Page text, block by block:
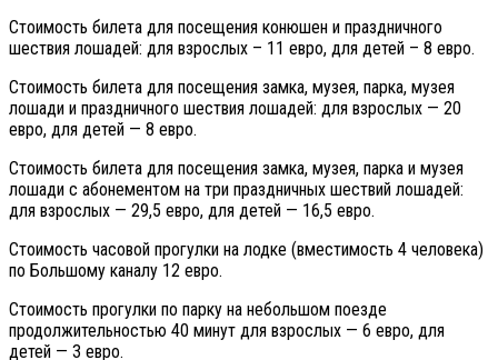
Стоимость билета для посещения конюшен и праздничного
шествия лошадей: для взрослых – 11 евро, для детей – 8 евро.
Стоимость билета для посещения замка, музея, парка, музея
лошади и праздничного шествия лошадей: для взрослых — 20
евро, для детей — 8 евро.
Стоимость билета для посещения замка, музея, парка и музея
лошади с абонементом на три праздничных шествий лошадей:
для взрослых — 29,5 евро, для детей — 16,5 евро.
Стоимость часовой прогулки на лодке (вместимость 4 человека)
по Большому каналу 12 евро.
Стоимость прогулки по парку на небольшом поезде
продолжительностью 40 минут для взрослых — 6 евро, для
детей — 3 евро.